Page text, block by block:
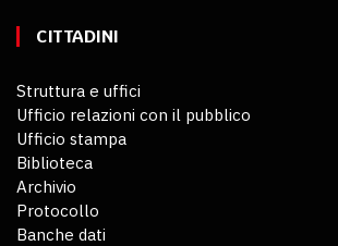
CITTADINI
Struttura e uffici
Ufficio relazioni con il pubblico
Ufficio stampa
Biblioteca
Archivio
Protocollo
Banche dati